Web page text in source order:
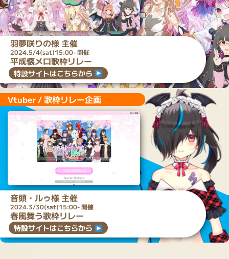
羽夢咲りの様 主催
2024.5/4(sat)15:00- 開催
平成懐メロ歌枠リレー
特設サイトはこちらから
Vtuber / 歌枠リレー企画
音頭・ルゥ様 主催
2024.3/30(sat)15:00- 開催
春風舞う歌枠リレー
特設サイトはこちらから